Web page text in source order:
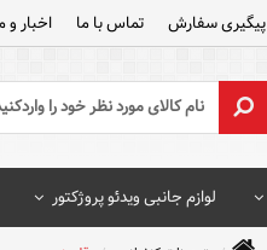
پیگیری سفارش تماس با ما اخبار و
لوازم جانبی ویدئو پروژکتور